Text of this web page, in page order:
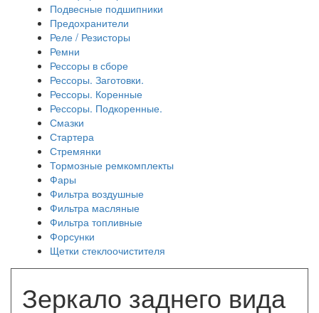
Подвесные подшипники
Предохранители
Реле / Резисторы
Ремни
Рессоры в сборе
Рессоры. Заготовки.
Рессоры. Коренные
Рессоры. Подкоренные.
Смазки
Стартера
Стремянки
Тормозные ремкомплекты
Фары
Фильтра воздушные
Фильтра масляные
Фильтра топливные
Форсунки
Щетки стеклоочистителя
Зеркало заднего вида